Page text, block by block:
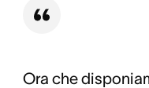
Ora che